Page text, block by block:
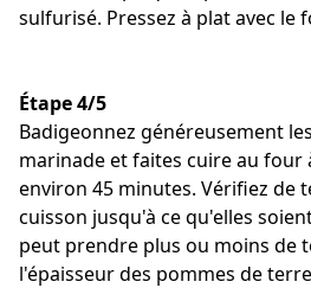
sulfurisé. Pressez à plat avec le
Étape 4/5
Badigeonnez généreusement
marinade et faites cuire au four
environ 45 minutes. Vérifiez de
cuisson jusqu'à ce qu'elles
peut prendre plus ou moins de
l'épaisseur des pommes de